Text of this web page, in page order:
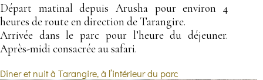
Départ matinal depuis Arusha pour environ 4
heures de route en direction de Tarangire.
Arrivée dans le parc pour l’heure du déjeuner.
Après-midi consacrée au safari.
Dîner et nuit à Tarangire, à l’intérieur du parc